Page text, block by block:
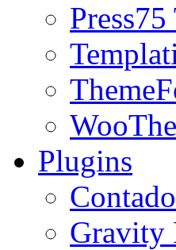
Press75
Plugins
Gravity